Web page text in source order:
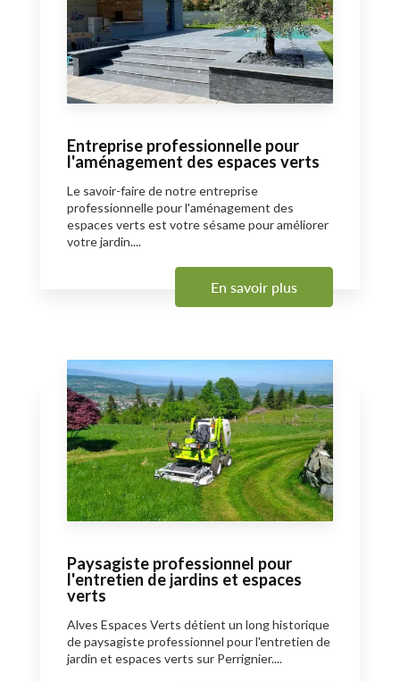
Entreprise professionnelle pour
l'aménagement des espaces verts
Le savoir-faire de notre entreprise
professionnelle pour l'aménagement des
espaces verts est votre sésame pour améliorer
votre jardin....
En savoir plus
Paysagiste professionnel pour
l'entretien de jardins et espaces
verts
Alves Espaces Verts détient un long historique
de paysagiste professionnel pour l'entretien de
jardin et espaces verts sur Perrignier....